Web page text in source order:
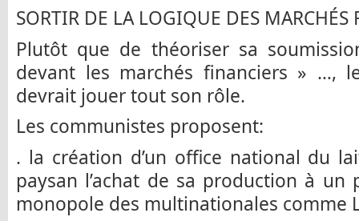
SORTIR DE LA LOGIQUE DES MARCHÉS
Plutôt que de théoriser sa
devant les marchés financiers » …,
devrait jouer tout son rôle.
Les communistes proposent:
. la création d’un office national du
paysan l’achat de sa production à
monopole des multinationales comme